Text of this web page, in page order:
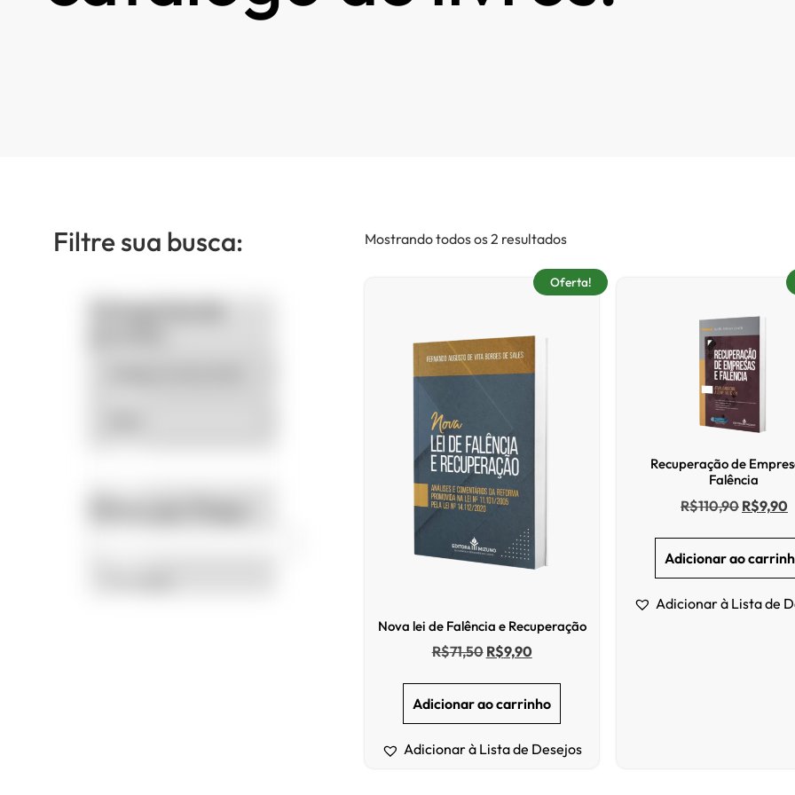
Filtre sua busca:
Categorias de
Mostrando todos os 2 resultados
Oferta!
Nova lei de Falência e Recuperação
R$71,50 R$9,90
Adicionar ao carrinho
Adicionar à Lista de Desejos
Recuperação de
Falência
R$110,90 R$9,90
Adicionar ao
Adicionar à Lista de